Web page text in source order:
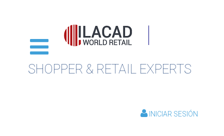
SHOPPER & RETAIL EXPERTS
INICIAR SESIÓN